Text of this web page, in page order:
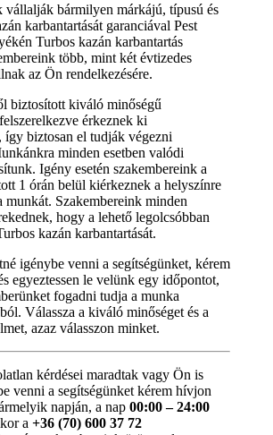
vállalják bármilyen márkájú, típusú és
karbantartását garanciával Pest
Turbos kazán karbantartás
több, mint két évtizedes
az Ön rendelkezésére.
biztosított kiváló minőségű
érkeznek ki
így biztosan el tudják végezni
minden esetben valódi
Igény esetén szakembereink a
1 órán belül kiérkeznek a helyszínre
munkát. Szakembereink minden
hogy a lehető legolcsóbban
kazán karbantartását.
igénybe venni a segítségünket, kérem
egyeztessen le velünk egy időpontot,
fogadni tudja a munka
Válassza a kiváló minőséget és a
azaz válasszon minket.
kérdései maradtak vagy Ön is
venni a segítségünket kérem hívjon
napján, a nap 00:00 – 24:00
a +36 (70) 600 37 72